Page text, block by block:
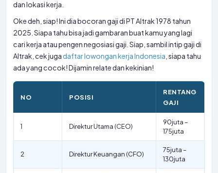
dan lokasi kerja.
Oke deh, siap! Ini dia bocoran gaji di PT Altrak 1978 tahun
2025. Siapa tahu bisa jadi gambaran buat kamu yang lagi
cari kerja atau pengen negosiasi gaji. Siap, sambil intip gaji di
Altrak, cek juga daftar lowongan kerja Indonesia , siapa tahu
ada yang cocok! Dijamin relate dan kekinian!
NO POSISI
RENTANG
GAJI
1 Direktur Utama (CEO)
90juta –
175juta
2 Direktur Keuangan (CFO)
75juta –
130juta